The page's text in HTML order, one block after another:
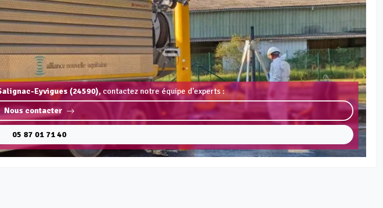
Eyvigues (24590), contactez notre équipe d'experts :
Nous contacter
05 87 01 71 40